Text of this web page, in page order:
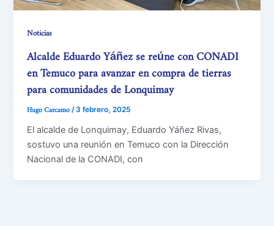
Noticias
Alcalde Eduardo Yáñez se reúne con CONADI
en Temuco para avanzar en compra de tierras
para comunidades de Lonquimay
Hugo Carcamo/3 febrero, 2025
El alcalde de Lonquimay, Eduardo Yáñez Rivas,
sostuvo una reunión en Temuco con la Dirección
Nacional de la CONADI, con